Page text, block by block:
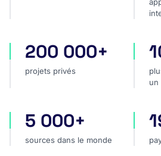
projets privés
200 000+
projets privés
un
sources dans le monde
5 000+
sources dans le monde